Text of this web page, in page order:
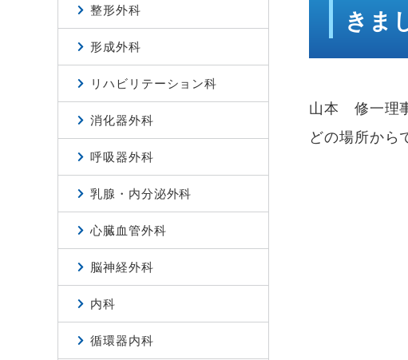
きま
山本 修一理
どの場所から
整形外科
形成外科
リハビリテーション科
消化器外科
呼吸器外科
乳腺・内分泌外科
心臓血管外科
脳神経外科
内科
循環器内科